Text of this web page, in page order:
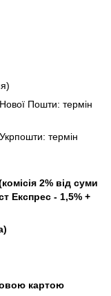
Пошти: термін
термін
2% від суми
Експрес - 1,5% +
картою